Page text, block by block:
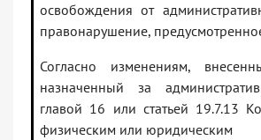
освобождения от
правонарушение,
Согласно изменениям,
назначенный за
главой 16 или статьей 19.7.13
физическим или юридическим